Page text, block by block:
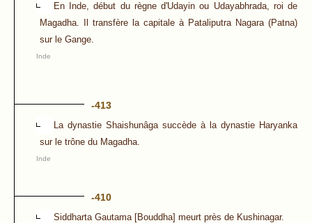
En Inde, début du règne d'Udayin ou Udayabhrada, roi de
Magadha. Il transfère la capitale à Pataliputra Nagara (Patna)
sur le Gange.
Inde
-413
La dynastie Shaishunâga succède à la dynastie Haryanka
sur le trône du Magadha.
Inde
-410
Siddharta Gautama [Bouddha] meurt près de Kushinagar.